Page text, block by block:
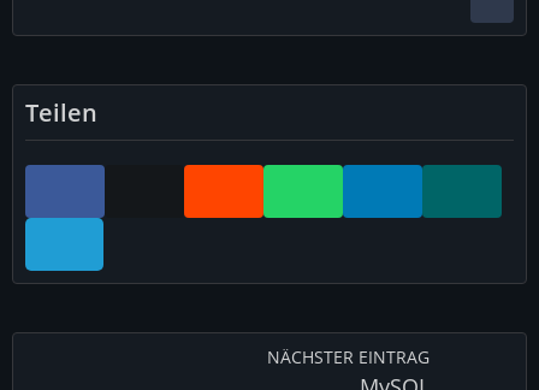
Teilen
NÄCHSTER EINTRAG